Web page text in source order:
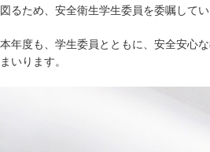
図るため、安全衛生学生委員を委嘱してい
本年度も、学生委員とともに、安全安心
まいります。